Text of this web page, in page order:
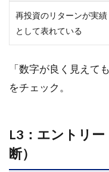
再投資のリターンが実績
として表れている
「数字が良く見えても
をチェック。
L3：エントリ
断）